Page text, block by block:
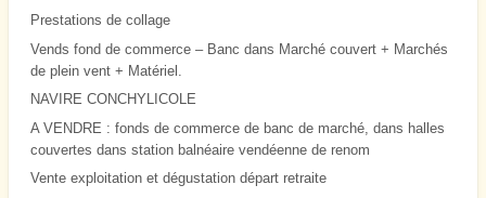
Prestations de collage
Vends fond de commerce – Banc dans Marché couvert + Marchés
de plein vent + Matériel.
NAVIRE CONCHYLICOLE
A VENDRE : fonds de commerce de banc de marché, dans halles
couvertes dans station balnéaire vendéenne de renom
Vente exploitation et dégustation départ retraite